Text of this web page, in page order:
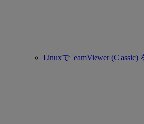
LinuxでTeamViewer (Classic)